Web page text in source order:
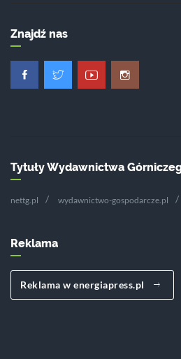
Znajdź nas
Tytuły Wydawnictwa
nettg.pl wydawnictwo-gospodarcze.pl
Reklama
Reklama w energiapress.pl